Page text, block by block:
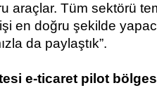
araçlar. Tüm sektörü
en doğru şekilde
da paylaştık”.
e-ticaret pilot